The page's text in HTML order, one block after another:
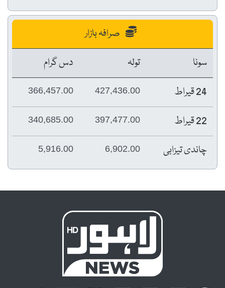
صرافہ بازار
سونا
تولہ
دس گرام
24 قیراط
427,436.00
366,457.00
22 قیراط 397,477.00
340,685.00
چاندی تیزابی 6,902.00
5,916.00